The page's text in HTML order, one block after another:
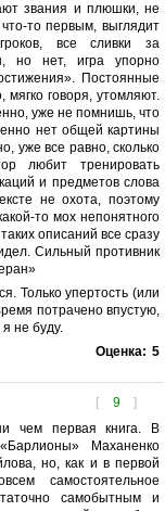
звания и плюшки, не
то первым, выглядит
все сливки за
но нет, игра упорно
Постоянные
говоря, утомляют.
уже не помнишь, что
нет общей картины
уже все равно, сколько
любит тренировать
и предметов слова
не охота, поэтому
то мох непонятного
описаний все сразу
Сильный противник
Только упертость (или
потрачено впустую,
не буду.
Оценка: 5
[ 9 ]
чем первая книга. В
Маханенко
но, как и в первой
самостоятельное
самобытным и